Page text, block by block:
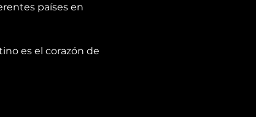
países en
es el corazón de